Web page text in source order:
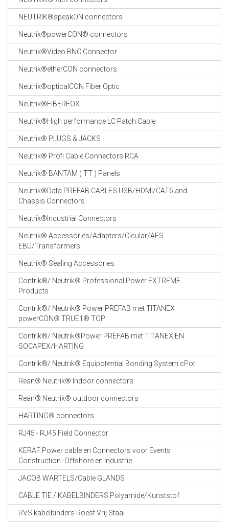
GEVLOCHTEN KOUS
EN
KRIMP KOUS
KOPER KABEL
OP ROL
OCC OPTICAL
FIBER CABLE
GE-ASSEMBLEERDE
19" RACKS
EN
TOEBEHOREN
CABLE EQUIPEMENTS
NEUTRIK®speakON connectors
Neutrik®powerCON® connectors
Neutrik®Video BNC Connector
Neutrik®etherCON connectors
Neutrik®opticalCON Fiber Optic
Neutrik®FIBERFOX
Neutrik®High performance LC Patch Cable
Neutrik® PLUGS & JACKS
Neutrik® Profi Cable Connectors RCA
Neutrik® BANTAM ( TT ) Panels
Neutrik®Data PREFAB CABLES USB/HDMI/CAT6 and
Chassis Connectors
Neutrik®Industrial Connectors
Neutrik® Accessories/Adapters/Cicular/AES
EBU/Transformers
Neutrik® Sealing Accessories
Contrik®/ Neutrik® Professional Power EXTREME
Products
Contrik®/ Neutrik® Power PREFAB met TITANEX
powerCON® TRUE1® TOP
Contrik®/ Neutrik®Power PREFAB met TITANEX EN
SOCAPEX/HARTING
Contrik®/ Neutrik® Equipotential Bonding System cPot
Rean® Neutrik® Indoor connectors
Rean® Neutrik® outdoor connectors
HARTING® connectors
RJ45 - RJ45 Field Connector
KERAF Power cable en Connectors voor Events
Construction -Offshore en Industrie
JACOB WARTELS/Cable GLANDS
CABLE TIE / KABELBINDERS Polyamide/Kunststof
RVS kabelbinders Roest Vrij Staal